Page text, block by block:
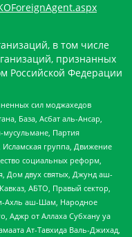
в том числе
признанных
Российской Федерации
сил моджахедов
База, Асбат аль-Ансар,
мусульмане, Партия
группа, Движение
социальных реформ,
Дом двух святых, Джунд аш-
АБТО, Правый сектор,
Ахль аш-Шам, Народное
Аджр от Аллаха Субхану уа
Ат-Тавхида Валь-Джихад,